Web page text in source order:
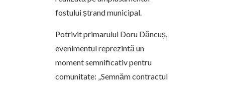
fostului ștrand municipal.
Potrivit primarului Doru Dăncuș,
evenimentul reprezintă un
moment semnificativ pentru
comunitate: „Semnăm contractul